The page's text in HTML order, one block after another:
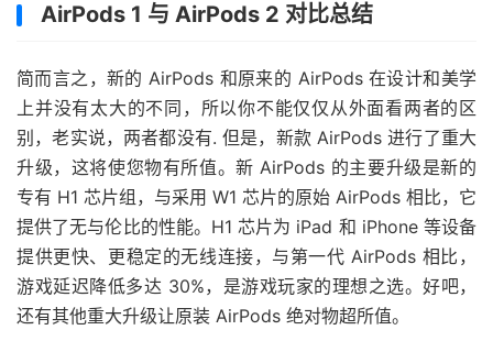
AirPods 1 与 AirPods 2 对比总结
简而言之，新的 AirPods 和原来的 AirPods 在设计和美学
上并没有太大的不同，所以你不能仅仅从外面看两者的区
别，老实说，两者都没有. 但是，新款 AirPods 进行了重大
升级，这将使您物有所值。新 AirPods 的主要升级是新的
专有 H1 芯片组，与采用 W1 芯片的原始 AirPods 相比，它
提供了无与伦比的性能。H1 芯片为 iPad 和 iPhone 等设备
提供更快、更稳定的无线连接，与第一代 AirPods 相比，
游戏延迟降低多达 30%，是游戏玩家的理想之选。好吧，
还有其他重大升级让原装 AirPods 绝对物超所值。